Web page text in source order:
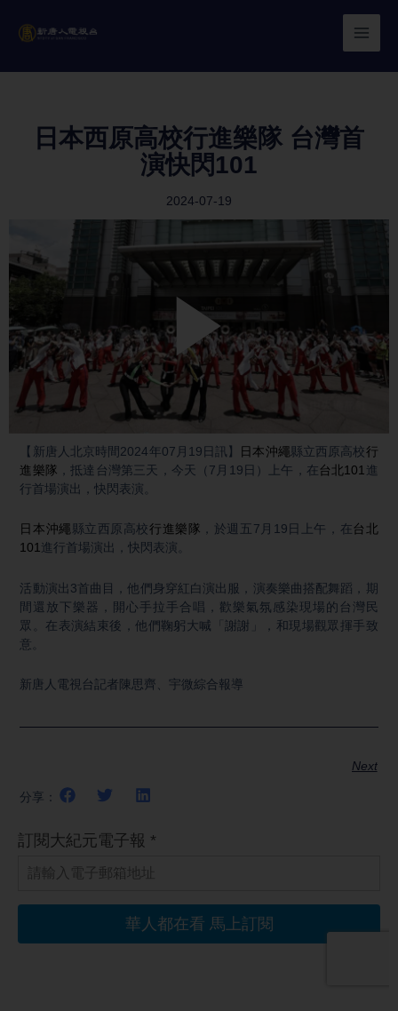
日本西原高校行進樂隊 台灣首
演快閃101
2024-07-19
Play
【新唐人北京時間2024年07月19日訊】 日本沖繩 縣立西原高校行
進樂隊 ，抵達台灣第三天，今天（7月19日）上午，在台北101 進
行首場演出，快閃表演。
日本沖繩 縣立西原高校行進樂隊 ，於週五7月19日上午，在台北
101 進行首場演出，快閃表演。
活動演出3首曲目，他們身穿紅白演出服，演奏樂曲搭配舞蹈，期
間還放下樂器，開心手拉手合唱，歡樂氣氛感染現場的台灣民
眾。在表演結束後，他們鞠躬大喊「謝謝」，和現場觀眾揮手致
意。
新唐人電視台記者陳思齊、宇微綜合報導
Next
分享：